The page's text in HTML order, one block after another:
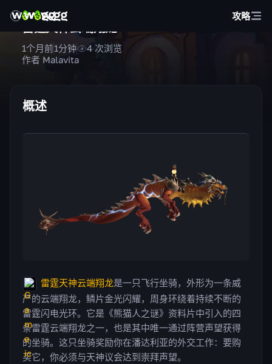
攻略
作者 Malavita
1个月前1分钟 4 次浏览
概述
雷霆天神云端翔龙是一只飞行坐骑，外形为一条威
严的云端翔龙，鳞片金光闪耀，周身环绕着持续不断的
雷霆闪电光环。它是《熊猫人之谜》资料片中引入的四
条雷霆云端翔龙之一，也是其中唯一通过阵营声望获得
的坐骑。这只坐骑奖励你在潘达利亚的外交工作：要购
买它，你必须与天神议会达到崇拜声望。